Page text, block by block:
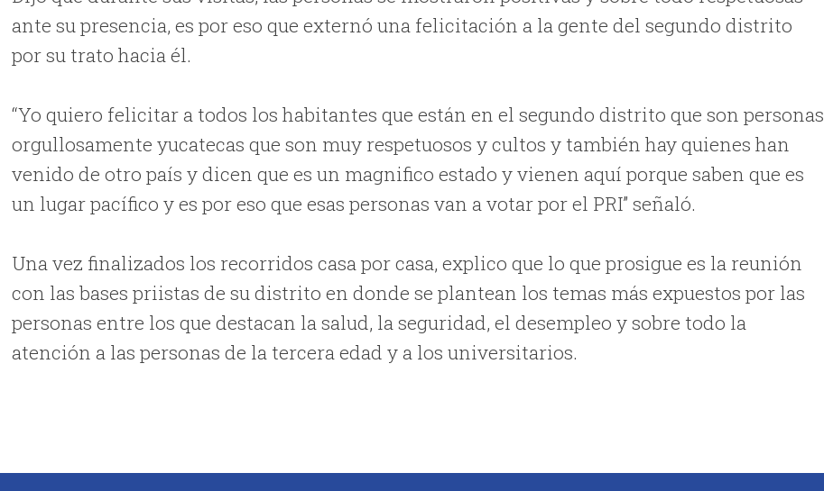
ante su presencia, es por eso que externó una felicitación a la gente del segundo distrito
por su trato hacia él.
“Yo quiero felicitar a todos los habitantes que están en el segundo distrito que son personas
orgullosamente yucatecas que son muy respetuosos y cultos y también hay quienes han
venido de otro país y dicen que es un magnifico estado y vienen aquí porque saben que es
un lugar pacífico y es por eso que esas personas van a votar por el PRI” señaló.
Una vez finalizados los recorridos casa por casa, explico que lo que prosigue es la reunión
con las bases priistas de su distrito en donde se plantean los temas más expuestos por las
personas entre los que destacan la salud, la seguridad, el desempleo y sobre todo la
atención a las personas de la tercera edad y a los universitarios.